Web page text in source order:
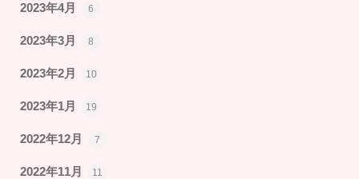
2023年4月 6
2023年3月 8
2023年2月 10
2023年1月 19
2022年12月 7
2022年11月 11